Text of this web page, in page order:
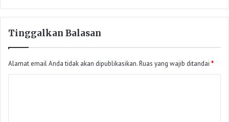
Tinggalkan Balasan
Alamat email Anda tidak akan dipublikasikan.Ruas yang wajib ditandai *